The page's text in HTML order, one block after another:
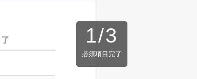
1/3
必須項目完了